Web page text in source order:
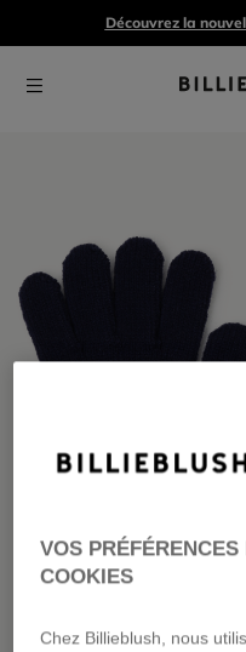
Découvrez la
VOS
COOKIES
Chez Billieblush, nous